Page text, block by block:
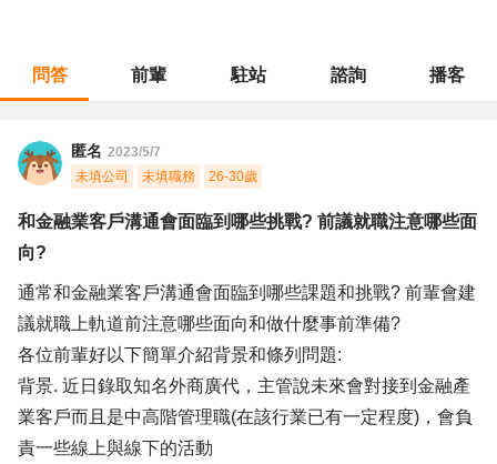
問答 前輩 駐站 諮詢 播客
匿名 2023/5/7
未填公司
未填職務 26-30歲
和金融業客戶溝通會面臨到哪些挑戰? 前議就職注意哪些面
向?
通常和金融業客戶溝通會面臨到哪些課題和挑戰? 前輩會建
議就職上軌道前注意哪些面向和做什麼事前準備?
各位前輩好以下簡單介紹背景和條列問題:
背景. 近日錄取知名外商廣代，主管說未來會對接到金融產
業客戶而且是中高階管理職(在該行業已有一定程度)，會負
責一些線上與線下的活動